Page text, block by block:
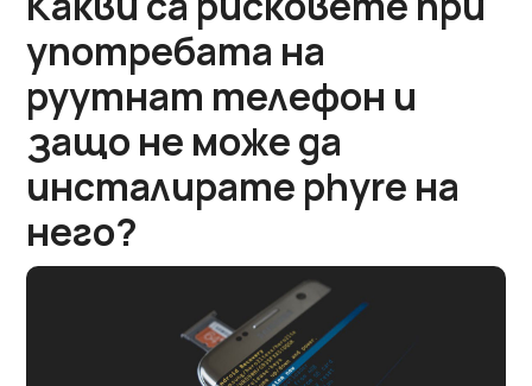
употребата на
руутнат телефон и
защо не може да
инсталирате phyre на
него?